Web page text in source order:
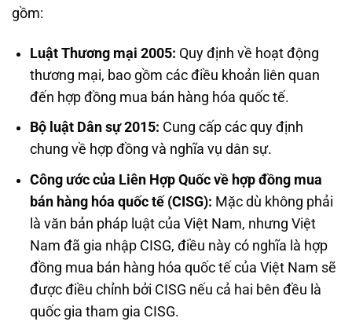
gồm:
Luật Thương mại 2005: Quy định về hoạt động
thương mại, bao gồm các điều khoản liên quan
đến hợp đồng mua bán hàng hóa quốc tế.
Bộ luật Dân sự 2015: Cung cấp các quy định
chung về hợp đồng và nghĩa vụ dân sự.
Công ước của Liên Hợp Quốc về hợp đồng mua
bán hàng hóa quốc tế (CISG): Mặc dù không phải
là văn bản pháp luật của Việt Nam, nhưng Việt
Nam đã gia nhập CISG, điều này có nghĩa là hợp
đồng mua bán hàng hóa quốc tế của Việt Nam sẽ
được điều chỉnh bởi CISG nếu cả hai bên đều là
quốc gia tham gia CISG.